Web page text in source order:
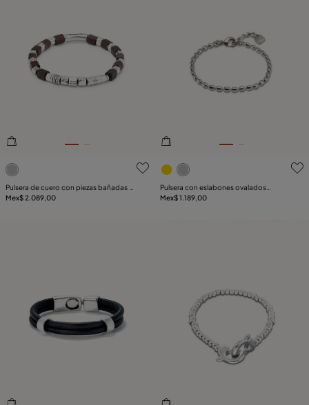
3.5de 5 Valoración del cliente
Pulsera de cuero con piezas bañadas en
plata de ley y cuentas de madera
Mex$ 2.089,00
5de 5 Valoración del cliente
Pulsera con eslabones ovalados
pequeños bañados en plata de ley
Mex$ 1.189,00